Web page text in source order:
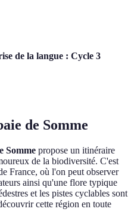
de la langue : Cycle 3
de Somme
Somme propose un itinéraire
de la biodiversité. C'est
France, où l'on peut observer
ainsi qu'une flore typique
et les pistes cyclables sont
cette région en toute